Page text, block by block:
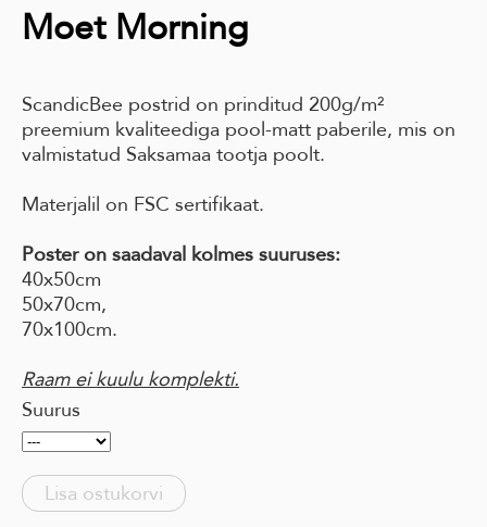
Moet Morning
ScandicBee postrid on prinditud 200g/m²
preemium kvaliteediga pool-matt paberile, mis on
valmistatud Saksamaa tootja poolt.
Materjalil on FSC sertifikaat.
Poster on saadaval kolmes suuruses:
40x50cm
50x70cm,
70x100cm.
Raam ei kuulu komplekti.
Suurus
Lisa ostukorvi